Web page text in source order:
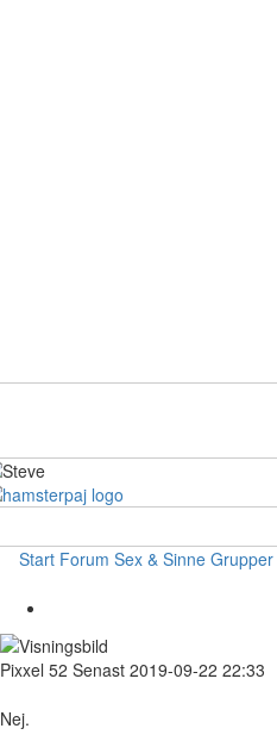
Start Forum Sex & Sinne Grupper
Pixxel 52 Senast 2019-09-22 22:33
Nej.